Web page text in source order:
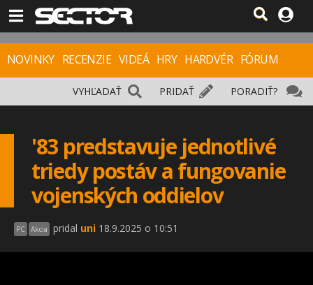
NOVINKY RECENZIE VIDEÁ HRY HARDVÉR FÓRUM
PORADIŤ?
PRIDAŤ
VYHĽADAŤ
'83 predstavuje jednotlivé
triedy postáv a fungovanie
vojenských oddielov
PC Akcia pridal uni 18.9.2025 o 10:51